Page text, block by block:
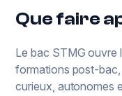
Que faire
Le bac STMG ouvre
formations post-
curieux, autonomes